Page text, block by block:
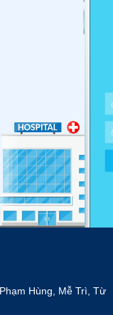
Hùng, Mễ Trì, Từ